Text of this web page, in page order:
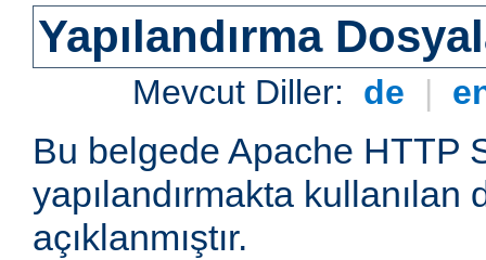
Yapılandırma
Mevcut Diller: de |
Bu belgede Apache HTTP
yapılandırmakta kullanılan
açıklanmıştır.